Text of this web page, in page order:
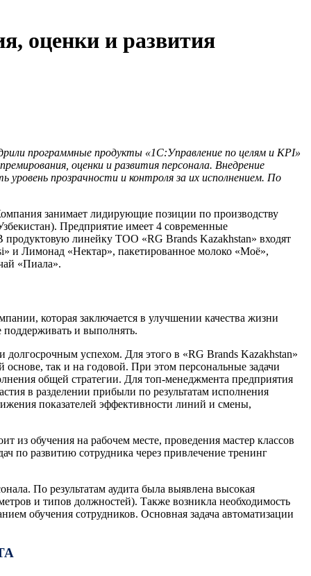
оценки и развития
программные продукты «1С:Управление по целям и KPI»
оценки и развития персонала. Внедрение
прозрачности и контроля за их исполнением. По
занимает лидирующие позиции по производству
Предприятие имеет 4 современные
линейку ТОО «RG Brands Kazakhstan» входят
и Лимонад «Нектар», пакетированное молоко «Моё»,
«Пиала».
которая заключается в улучшении качества жизни
поддерживать и выполнять.
успехом. Для этого в «RG Brands Kazakhstan»
так и на годовой. При этом персональные задачи
общей стратегии. Для топ-менеджмента предприятия
в разделении прибыли по результатам исполнения
показателей эффективности линий и смены,
из обучения на рабочем месте, проведения мастер классов
по развитию сотрудника через привлечение тренинг
По результатам аудита была выявлена высокая
и типов должностей). Также возникла необходимость
обучения сотрудников. Основная задача автоматизации